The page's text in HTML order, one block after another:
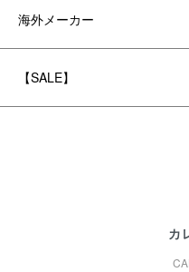
海外メーカー
【SALE】
カ